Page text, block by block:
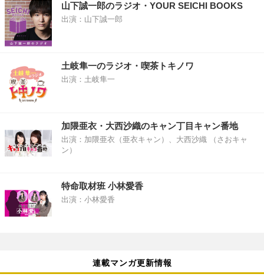
山下誠一郎のラジオ・YOUR SEICHI BOOKS
出演：山下誠一郎
土岐隼一のラジオ・喫茶トキノワ
出演：土岐隼一
加隈亜衣・大西沙織のキャン丁目キャン番地
出演：加隈亜衣（亜衣キャン）、大西沙織 （さおキャ
ン）
特命取材班 小林愛香
出演：小林愛香
連載マンガ更新情報